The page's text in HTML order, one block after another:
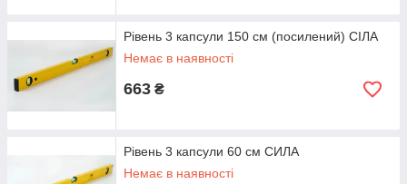
Рівень 3 капсули 150 см (посилений) СІЛА
Немає в наявності
663 ₴
Рівень 3 капсули 60 см СИЛА
Немає в наявності